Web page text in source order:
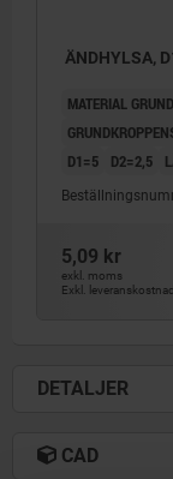
ÄNDHYLSA,
MATERIAL
D1=5
D2=2,5
5,09 kr
exkl. moms
Exkl.
DETALJER
CAD